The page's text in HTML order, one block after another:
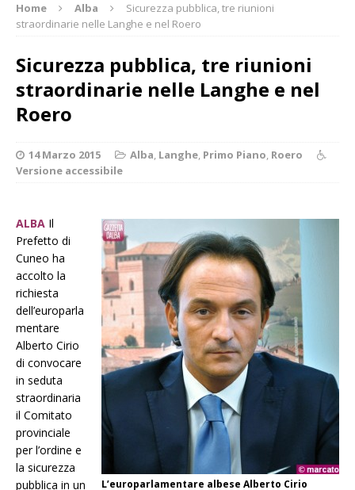
Home Alba
Sicurezza pubblica, tre riunioni
straordinarie nelle Langhe e nel Roero
Sicurezza pubblica, tre riunioni
straordinarie nelle Langhe e nel
Roero
14 Marzo 2015 Alba, Langhe, Primo Piano, Roero
Versione accessibile
L’europarlamentare albese Alberto Cirio
ALBA Il
Prefetto di
Cuneo ha
accolto la
richiesta
dell’europarla
mentare
Alberto Cirio
di convocare
in seduta
straordinaria
il Comitato
provinciale
per l’ordine e
la sicurezza
pubblica in un